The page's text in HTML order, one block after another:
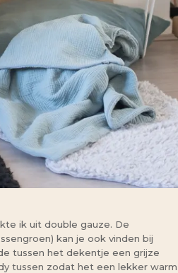
ik uit double gauze. De
kan je ook vinden bij
tussen het dekentje een grijze
tussen zodat het een lekker warm